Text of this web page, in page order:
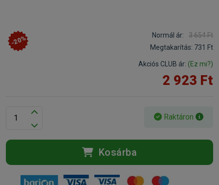
-20% Normál ár:
3 654 Ft
Megtakarítás: 731 Ft
Akciós CLUB ár: (Ez mi?)
2 923 Ft
Raktáron
Kosárba